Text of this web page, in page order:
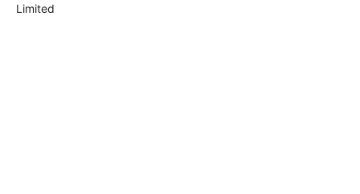
Limited